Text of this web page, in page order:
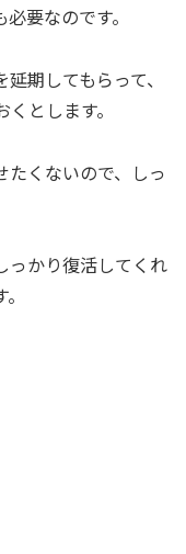
要なのです。
期してもらって、
とします。
たくないので、しっ
っかり復活してくれ